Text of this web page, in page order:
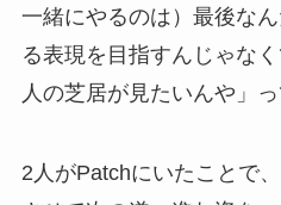
一緒にやるのは）最後な
る表現を目指すんじゃな
人の芝居が見たいんや」っ
2人がPatchにいたことで